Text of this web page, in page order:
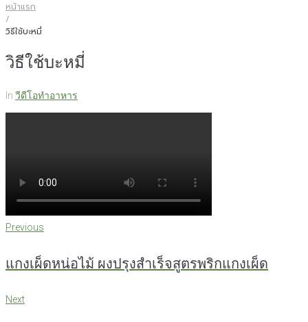
หน้าแรก
/
วิธีใช้บะหมี่
วิธีใช้บะหมี่
In วีดีโอทำอาหาร
แนะแนว
เรื่อง
Previous
Previous
แกงเผ็ดหน่อไม้ ผงปรุงสำเร็จสูตรพริกแกงเผ็ด
Next
Next